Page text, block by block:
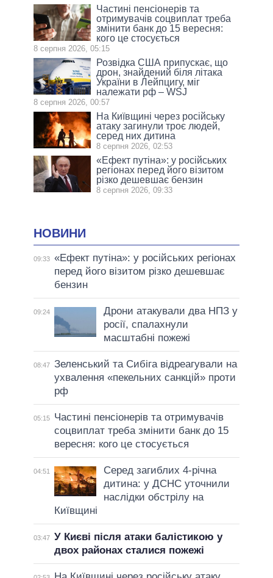
Частині пенсіонерів та
отримувачів соцвиплат треба
змінити банк до 15 вересня:
кого це стосується
8 серпня 2026, 05:15
Розвідка США припускає, що
дрон, знайдений біля літака
України в Лейпцигу, міг
належати рф – WSJ
8 серпня 2026, 00:57
На Київщині через російську
атаку загинули троє людей,
серед них дитина
8 серпня 2026, 02:53
«Ефект путіна»: у російських
регіонах перед його візитом
різко дешевшає бензин
8 серпня 2026, 09:33
НОВИНИ
09:33 «Ефект путіна»: у російських регіонах
перед його візитом різко дешевшає
бензин
09:24
Дрони атакували два НПЗ у
росії, спалахнули
масштабні пожежі
08:47 Зеленський та Сибіга відреагували на
ухвалення «пекельних санкцій» проти
рф
05:15
Частині пенсіонерів та отримувачів
соцвиплат треба змінити банк до 15
вересня: кого це стосується
04:51
Серед загиблих 4-річна
дитина: у ДСНС уточнили
наслідки обстрілу на
Київщині
03:47 У Києві після атаки балістикою у
двох районах сталися пожежі